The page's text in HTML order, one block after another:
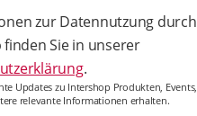
zur Datennutzung durch
Sie in unserer
.
Updates zu Intershop Produkten, Events,
relevante Informationen erhalten.